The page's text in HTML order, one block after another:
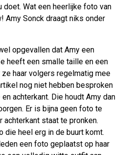
doet. Wat een heerlijke foto van
Amy Sonck draagt niks onder
opgevallen dat Amy een
heeft een smalle taille en een
haar volgers regelmatig mee
nog niet hebben besproken
achterkant. Die houdt Amy dan
Er is bijna geen foto te
achterkant staat te pronken.
die heel erg in de buurt komt.
een foto geplaatst op haar